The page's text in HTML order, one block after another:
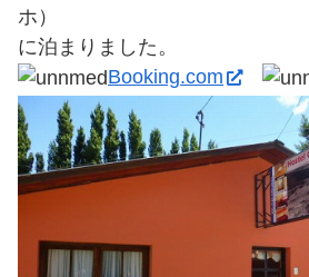
ホ）
に泊まりました。
Booking.com